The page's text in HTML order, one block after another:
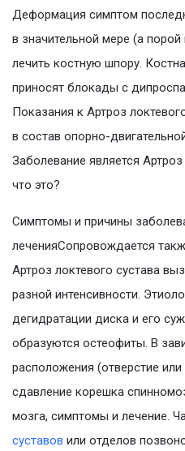
Деформация симптом
в значительной мере (а
лечить костную шпору.
приносят блокады с
Показания к Артроз
в состав опорно-
Заболевание является
что это?
Симптомы и причины
леченияСопровождается
Артроз локтевого сустава
разной интенсивности.
дегидратации диска и его
образуются остеофиты. В
расположения (отверстие
сдавление корешка
мозга, симптомы и лечение.
суставов или отделов